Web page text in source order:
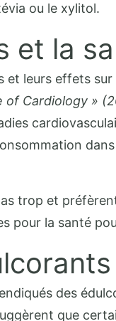
ou le xylitol.
et la
et leurs effets
of Cardiology »
trop et
pour la santé
des
que